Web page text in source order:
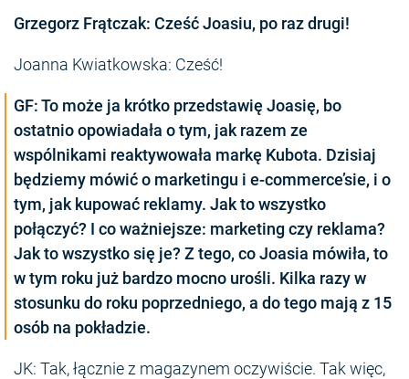
Grzegorz Frątczak: Cześć Joasiu, po raz drugi!
Joanna Kwiatkowska: Cześć!
GF: To może ja krótko przedstawię Joasię, bo
ostatnio opowiadała o tym, jak razem ze
wspólnikami reaktywowała markę Kubota. Dzisiaj
będziemy mówić o marketingu i e-commerce’sie, i o
tym, jak kupować reklamy. Jak to wszystko
połączyć? I co ważniejsze: marketing czy reklama?
Jak to wszystko się je? Z tego, co Joasia mówiła, to
w tym roku już bardzo mocno urośli. Kilka razy w
stosunku do roku poprzedniego, a do tego mają z 15
osób na pokładzie.
JK: Tak, łącznie z magazynem oczywiście. Tak więc,